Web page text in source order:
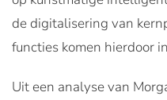
de digitalisering van
functies komen hierdoor
Uit een analyse van